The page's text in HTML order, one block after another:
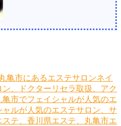
亀市にあるエステサロンネイ
、ドクターリセラ取扱、アク
市でフェイシャルが人気のエ
ルが人気のエステサロン、サ
テ、香川県エステ、丸亀市エ